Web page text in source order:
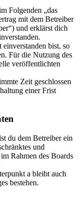
Folgenden „das
mit dem Betreiber
und erklärst dich
bist, so
Für die Nutzung des
veröffentlichten
Zeit geschlossen
einer Frist
du dem Betreiber ein
und
Rahmen des Boards
a bleibt auch
bestehen.